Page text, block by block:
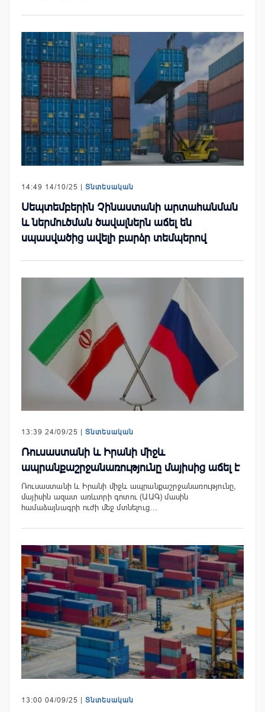
14:49 14/10/25 | Տնտեսական
Սեպտեմբերին Չինաստանի արտահանման
և ներմուծման ծավալներն աճել են
սպասվածից ավելի բարձր տեմպերով
13:39 24/09/25 | Տնտեսական
Ռուսաստանի և Իրանի միջև
ապրանքաշրջանառությունը մայիսից աճել է
Ռուսաստանի և Իրանի միջև ապրանքաշրջանառությունը,
մայիսին ազատ առևտրի գոտու (ԱԱԳ) մասին
համաձայնագրի ուժի մեջ մտնելուց…
13:00 04/09/25 | Տնտեսական